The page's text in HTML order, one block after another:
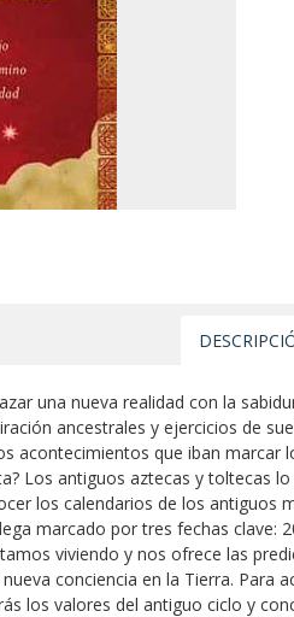
una nueva realidad con la
ancestrales y ejercicios de
acontecimientos que iban
Los antiguos aztecas y toltecas
los calendarios de los
marcado por tres fechas clave:
viviendo y nos ofrece las
conciencia en la Tierra.
los valores del antiguo ciclo y